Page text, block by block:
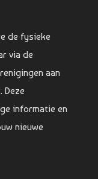
de fysieke
via de
aan
Deze
informatie en
nieuwe